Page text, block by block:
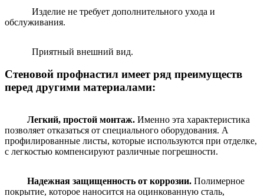
Изделие не требует дополнительного ухода и
обслуживания.
Приятный внешний вид.
Стеновой профнастил имеет ряд преимуществ
перед другими материалами:
Легкий, простой монтаж. Именно эта характеристика
позволяет отказаться от специального оборудования. А
профилированные листы, которые используются при отделке,
с легкостью компенсируют различные погрешности.
Надежная защищенность от коррозии. Полимерное
покрытие, которое наносится на оцинкованную сталь,